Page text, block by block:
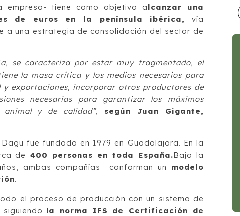
tiene como objetivo alcanzar una
de euros en la península ibérica,
vía
a una estrategia de consolidación del sector de
se caracteriza por estar muy fragmentado, el
la masa crítica y los medios necesarios para
exportaciones, incorporar otros productores de
necesarias para garantizar los máximos
animal y de calidad”, según Juan Gigante,
fue fundada en 1979 en Guadalajara. En la
de 400 personas en toda España.Bajo la
ambas compañías conforman un modelo
.
el proceso de producción con un sistema de
la norma IFS de Certificación de